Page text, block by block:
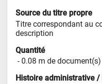
Source du titre propre
Titre correspondant au
description
Quantité
- 0.08 m de
Histoire administrative